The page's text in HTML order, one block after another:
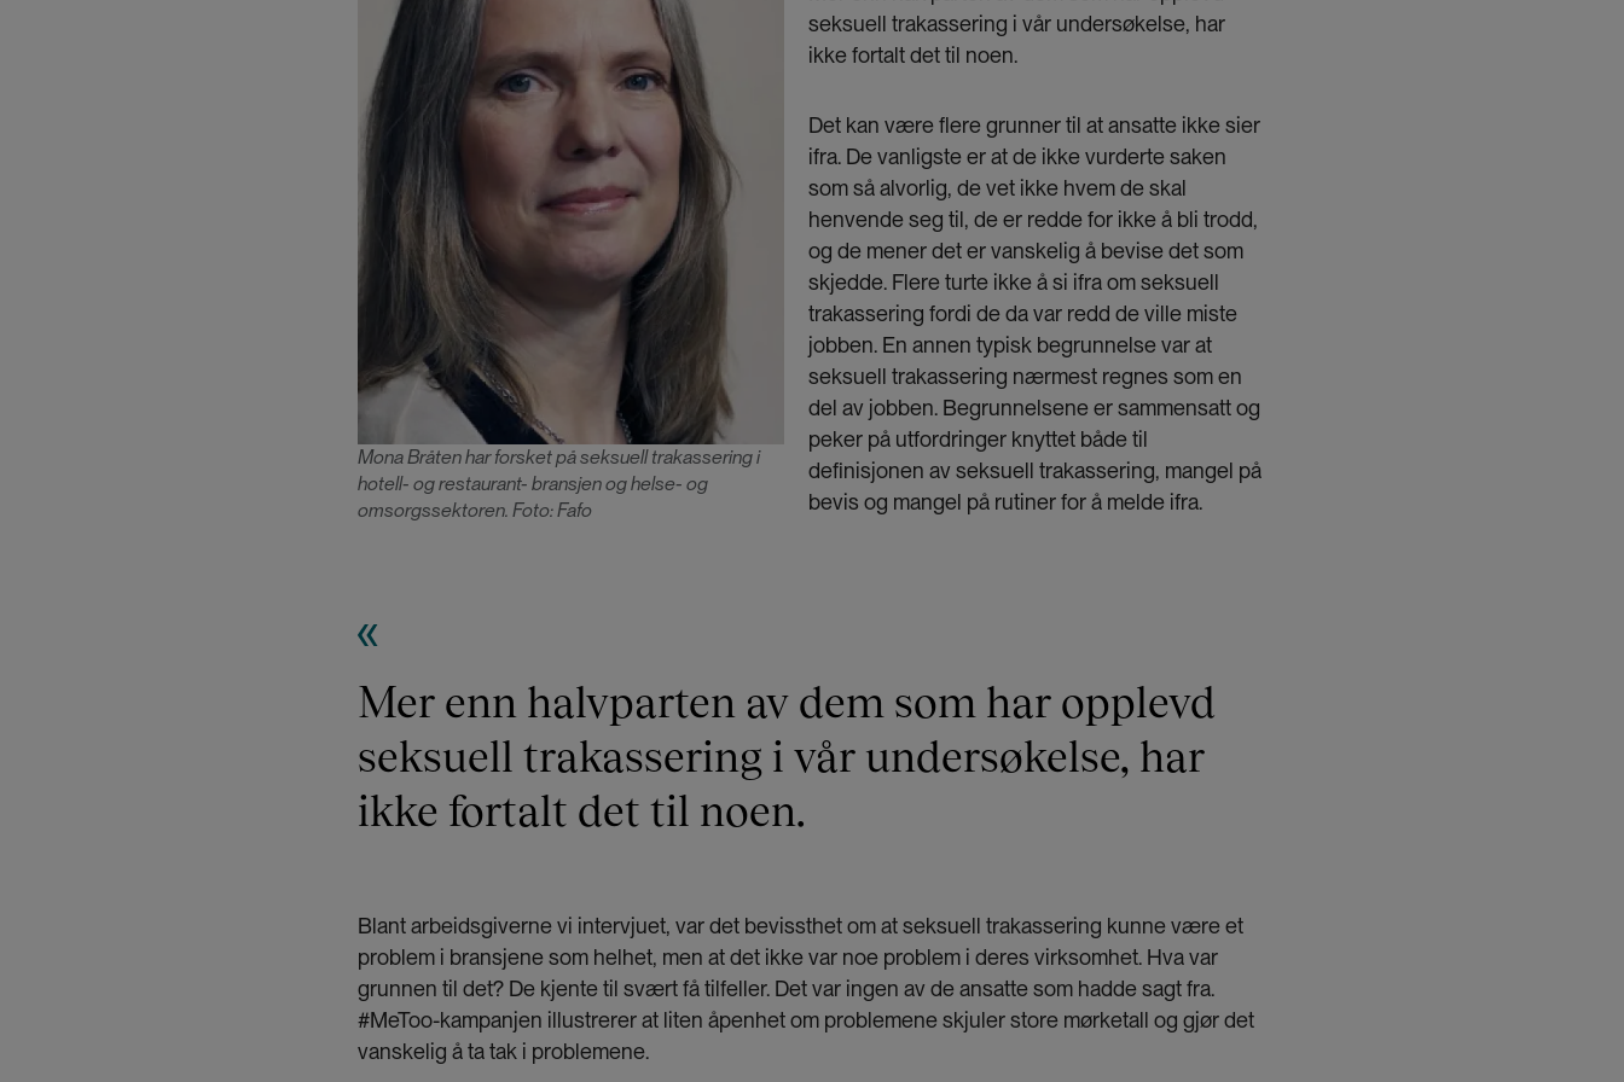
Mona Bråten har forsket på seksuell trakassering i
hotell- og restaurant- bransjen og helse- og
omsorgssektoren. Foto: Fafo
seksuell trakassering i vår undersøkelse, har
ikke fortalt det til noen.
Det kan være flere grunner til at ansatte ikke sier
ifra. De vanligste er at de ikke vurderte saken
som så alvorlig, de vet ikke hvem de skal
henvende seg til, de er redde for ikke å bli trodd,
og de mener det er vanskelig å bevise det som
skjedde. Flere turte ikke å si ifra om seksuell
trakassering fordi de da var redd de ville miste
jobben. En annen typisk begrunnelse var at
seksuell trakassering nærmest regnes som en
del av jobben. Begrunnelsene er sammensatt og
peker på utfordringer knyttet både til
definisjonen av seksuell trakassering, mangel på
bevis og mangel på rutiner for å melde ifra.
Mer enn halvparten av dem som har opplevd
seksuell trakassering i vår undersøkelse, har
ikke fortalt det til noen.
Blant arbeidsgiverne vi intervjuet, var det bevissthet om at seksuell trakassering kunne være et
problem i bransjene som helhet, men at det ikke var noe problem i deres virksomhet. Hva var
grunnen til det? De kjente til svært få tilfeller. Det var ingen av de ansatte som hadde sagt fra.
#MeToo-kampanjen illustrerer at liten åpenhet om problemene skjuler store mørketall og gjør det
vanskelig å ta tak i problemene.